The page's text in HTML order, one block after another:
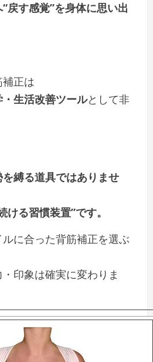
戻す感覚”を身体に思い出
正は
生活改善ツールとして非
縛る道具ではありませ
る習慣装置”です。
に合った背筋補正を選ぶ
印象は確実に変わりま